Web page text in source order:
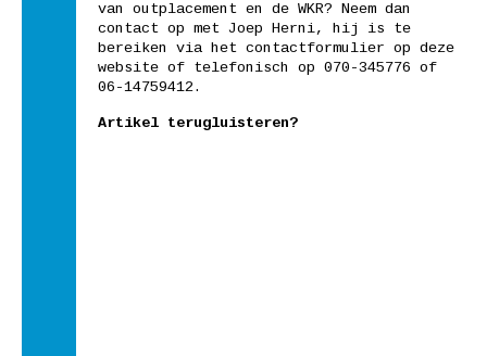
van outplacement en de WKR? Neem dan
contact op met Joep Herni, hij is te
bereiken via het contactformulier op deze
website of telefonisch op 070-345776 of
06-14759412.
Artikel terugluisteren?